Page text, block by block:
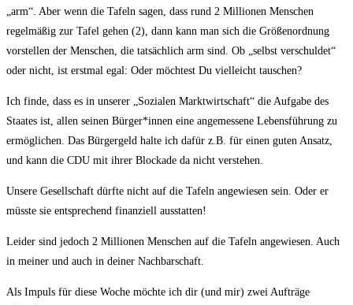
„arm“. Aber wenn die Tafeln sagen, dass rund 2 Millionen Menschen
regelmäßig zur Tafel gehen (2), dann kann man sich die Größenordnung
vorstellen der Menschen, die tatsächlich arm sind. Ob „selbst verschuldet“
oder nicht, ist erstmal egal: Oder möchtest Du vielleicht tauschen?
Ich finde, dass es in unserer „Sozialen Marktwirtschaft“ die Aufgabe des
Staates ist, allen seinen Bürger*innen eine angemessene Lebensführung zu
ermöglichen. Das Bürgergeld halte ich dafür z.B. für einen guten Ansatz,
und kann die CDU mit ihrer Blockade da nicht verstehen.
Unsere Gesellschaft dürfte nicht auf die Tafeln angewiesen sein. Oder er
müsste sie entsprechend finanziell ausstatten!
Leider sind jedoch 2 Millionen Menschen auf die Tafeln angewiesen. Auch
in meiner und auch in deiner Nachbarschaft.
Als Impuls für diese Woche möchte ich dir (und mir) zwei Aufträge